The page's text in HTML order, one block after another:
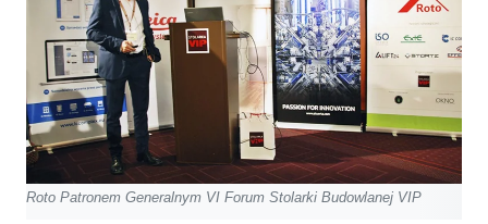
Roto Patronem Generalnym VI Forum Stolarki Budowlanej VIP